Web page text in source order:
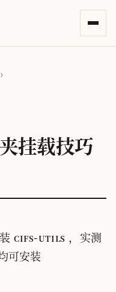
›
挂载技巧
装cifs-utils ，实测
可安装